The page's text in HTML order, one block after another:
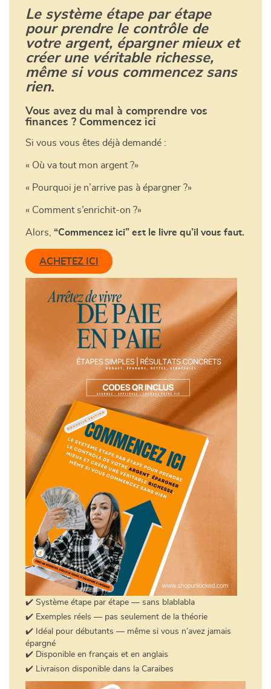
Le système étape par étape
pour prendre le contrôle de
votre argent, épargner mieux et
créer une véritable richesse,
même si vous commencez sans
rien.
Vous avez du mal à comprendre vos
finances ? Commencez ici
Si vous vous êtes déjà demandé :
« Où va tout mon argent ?»
« Pourquoi je n’arrive pas à épargner ?»
« Comment s’enrichit-on ?»
Alors, “Commencez ici” est le livre qu’il vous faut.
ACHETEZ ICI
✔️ Système étape par étape — sans blablabla
✔️ Exemples réels — pas seulement de la théorie
✔️ Idéal pour débutants — même si vous n’avez jamais
épargné
✔️ Disponible en français et en anglais
✔️ Livraison disponible dans la Caraibes